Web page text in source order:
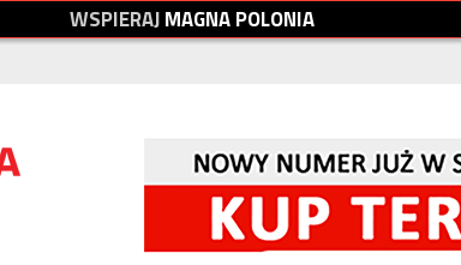
WSPIERAJMAGNAPOLONIA